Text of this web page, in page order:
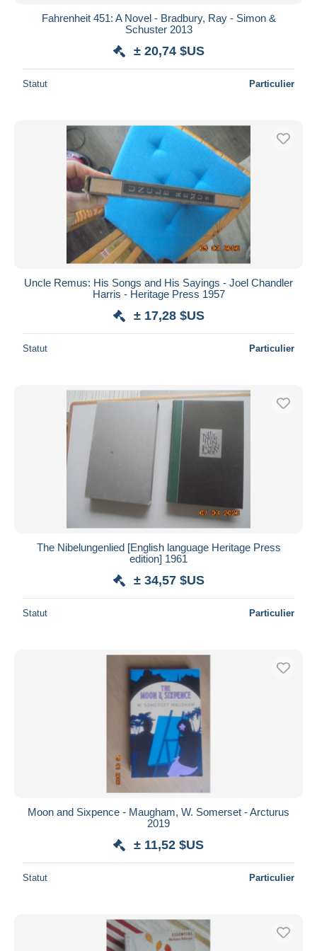
Fahrenheit 451: A Novel - Bradbury, Ray - Simon &
Schuster 2013
± 20,74 $US
Statut Particulier
Uncle Remus: His Songs and His Sayings - Joel Chandler
Harris - Heritage Press 1957
± 17,28 $US
Statut Particulier
The Nibelungenlied [English language Heritage Press
edition] 1961
± 34,57 $US
Statut Particulier
Moon and Sixpence - Maugham, W. Somerset - Arcturus
2019
± 11,52 $US
Statut Particulier